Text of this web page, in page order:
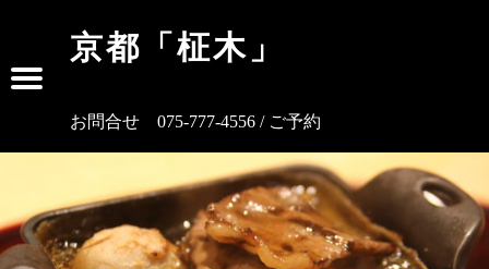
コースのご案内 – 京都「柾木」
京都「柾木」
Menu
お問合せ 075-777-4556 / ご予約